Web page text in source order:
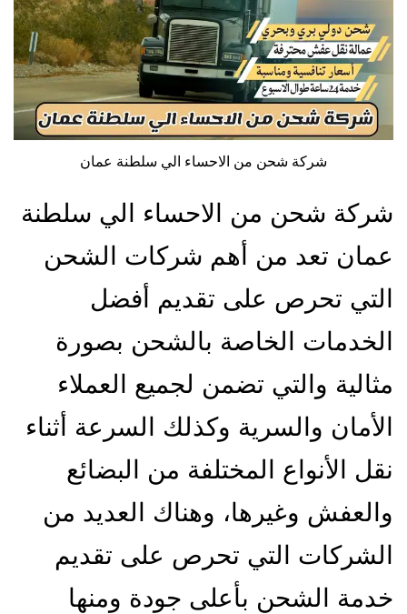
شركة شحن من الاحساء الي سلطنة عمان
شركة شحن من الاحساء الي سلطنة
عمان تعد من أهم شركات الشحن
التي تحرص على تقديم أفضل
الخدمات الخاصة بالشحن بصورة
مثالية والتي تضمن لجميع العملاء
الأمان والسرية وكذلك السرعة أثناء
نقل الأنواع المختلفة من البضائع
والعفش وغيرها، وهناك العديد من
الشركات التي تحرص على تقديم
خدمة الشحن بأعلى جودة ومنها